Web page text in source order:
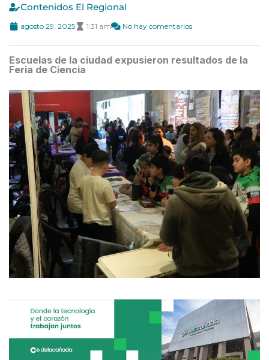
Contenidos El Regional
agosto 29, 2025 1:31 am No hay comentarios
Escuelas de la ciudad expusieron resultados de la
Feria de Ciencia